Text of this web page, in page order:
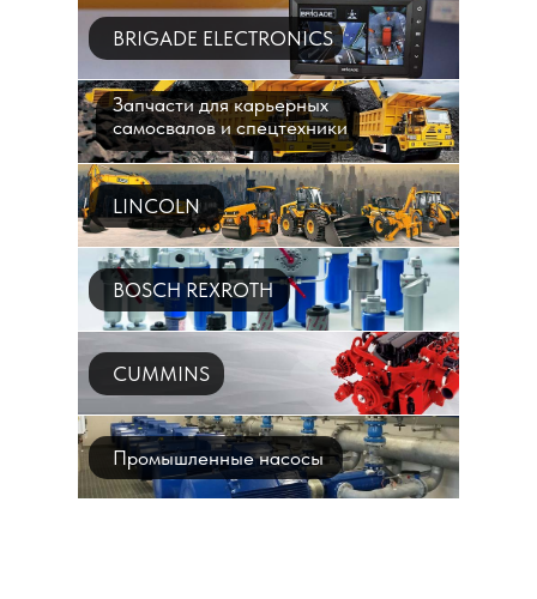
BRIGADE ELECTRONICS
Запчасти для карьерных
самосвалов и спецтехники
LINCOLN
BOSCH REXROTH
CUMMINS
Промышленные насосы